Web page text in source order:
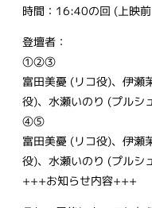
時間：16:40の回 (上映
登壇者：
①②③
富田美憂 (リコ役)、伊瀬
役)、水瀬いのり (プルシ
④⑤
富田美憂 (リコ役)、伊瀬
役)、水瀬いのり (プルシ
+++お知らせ内容+++